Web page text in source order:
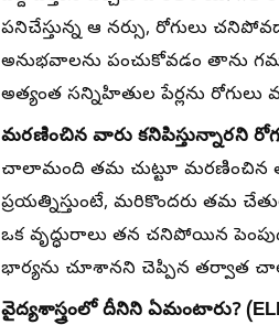
పనిచేస్తున్న ఆ నర్సు, రోగులు
అనుభవాలను పంచుకోవడం తాను
అత్యంత సన్నిహితుల పేర్లను రోగులు
మరణించిన వారు కనిపిస్తున్నారని
చాలామంది తమ చుట్టూ మరణించిన
ప్రయత్నిస్తుంటే, మరికొందరు తమ
ఒక వృద్ధురాలు తన చనిపోయిన
భార్యను చూశానని చెప్పిన తర్వాత
వైద్యశాస్త్రంలో దీనిని ఏమంటారు?